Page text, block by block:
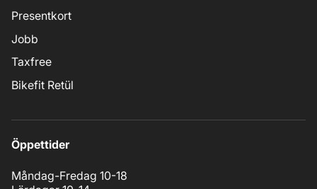
Presentkort
Jobb
Taxfree
Bikefit Retül
Öppettider
Måndag-Fredag 10-18